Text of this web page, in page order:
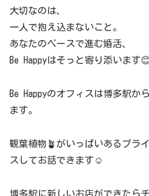
大切なのは、
一人で抱え込まないこと。
あなたのペースで進む婚活、
Be Happyはそっと寄り添います
Be Happyのオフィスは博多駅か
ます。
観葉植物🪴がいっぱいあるプラ
スしてお話できます☺️
博多駅に新しいお店ができたら